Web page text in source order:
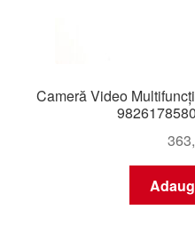
Cameră Video